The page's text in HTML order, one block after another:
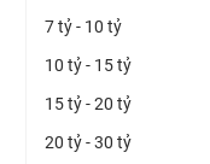
7 tỷ - 10 tỷ
10 tỷ - 15 tỷ
15 tỷ - 20 tỷ
20 tỷ - 30 tỷ